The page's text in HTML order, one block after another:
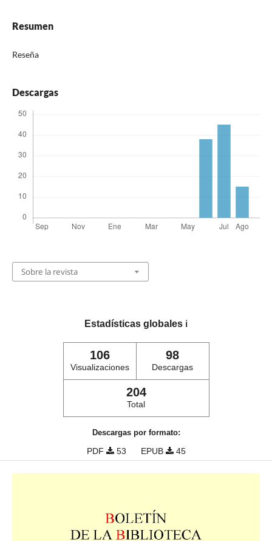
Resumen
Reseña
Descargas
Sobre la revista
Estadísticas globales ℹ️
106
Visualizaciones
98
Descargas
204
Total
Descargas por formato:
PDF 53 EPUB 45